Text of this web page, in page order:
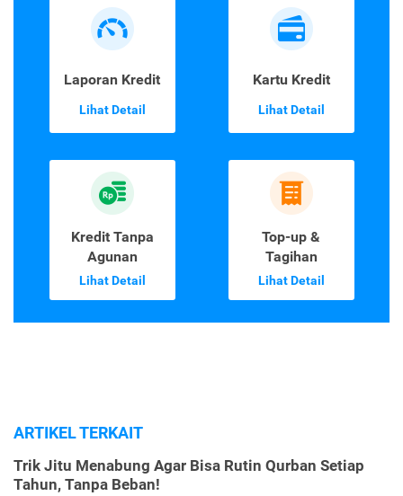
Laporan Kredit
Lihat Detail
Kartu Kredit
Lihat Detail
Kredit Tanpa
Agunan
Lihat Detail
Top-up &
Tagihan
Lihat Detail
ARTIKEL TERKAIT
Trik Jitu Menabung Agar Bisa Rutin Qurban Setiap
Tahun, Tanpa Beban!